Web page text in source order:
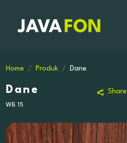
Home Produk Dane
Dane
WB 15
Share